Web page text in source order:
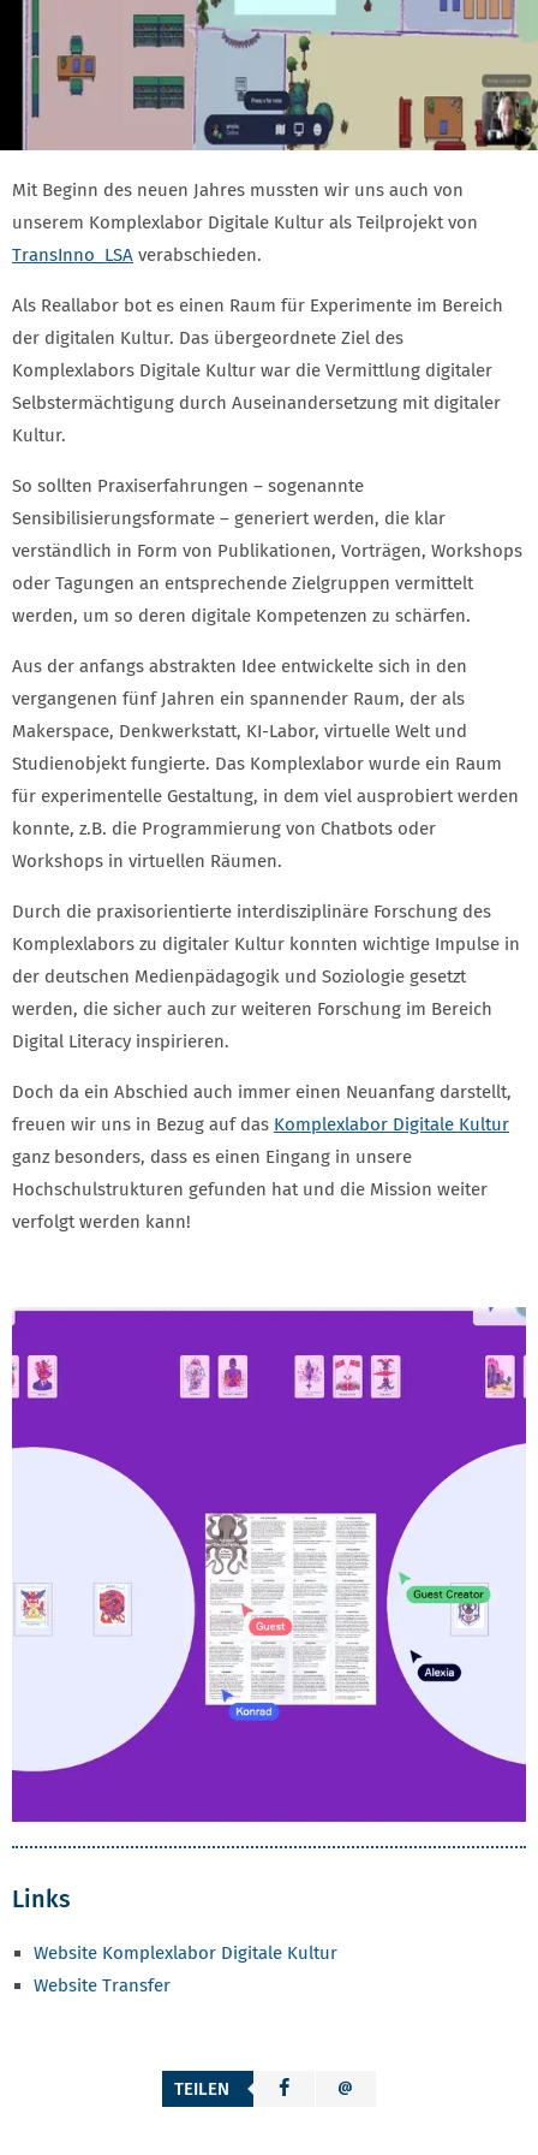
Mit Beginn des neuen Jahres mussten wir uns auch von
unserem Komplexlabor Digitale Kultur als Teilprojekt von
TransInno_LSA verabschieden.
Als Reallabor bot es einen Raum für Experimente im Bereich
der digitalen Kultur. Das übergeordnete Ziel des
Komplexlabors Digitale Kultur war die Vermittlung digitaler
Selbstermächtigung durch Auseinandersetzung mit digitaler
Kultur.
So sollten Praxiserfahrungen – sogenannte
Sensibilisierungsformate – generiert werden, die klar
verständlich in Form von Publikationen, Vorträgen, Workshops
oder Tagungen an entsprechende Zielgruppen vermittelt
werden, um so deren digitale Kompetenzen zu schärfen.
Aus der anfangs abstrakten Idee entwickelte sich in den
vergangenen fünf Jahren ein spannender Raum, der als
Makerspace, Denkwerkstatt, KI-Labor, virtuelle Welt und
Studienobjekt fungierte. Das Komplexlabor wurde ein Raum
für experimentelle Gestaltung, in dem viel ausprobiert werden
konnte, z.B. die Programmierung von Chatbots oder
Workshops in virtuellen Räumen.
Durch die praxisorientierte interdisziplinäre Forschung des
Komplexlabors zu digitaler Kultur konnten wichtige Impulse in
der deutschen Medienpädagogik und Soziologie gesetzt
werden, die sicher auch zur weiteren Forschung im Bereich
Digital Literacy inspirieren.
Doch da ein Abschied auch immer einen Neuanfang darstellt,
freuen wir uns in Bezug auf das Komplexlabor Digitale Kultur
ganz besonders, dass es einen Eingang in unsere
Hochschulstrukturen gefunden hat und die Mission weiter
verfolgt werden kann!
Links
Website Komplexlabor Digitale Kultur
Website Transfer
TEILEN